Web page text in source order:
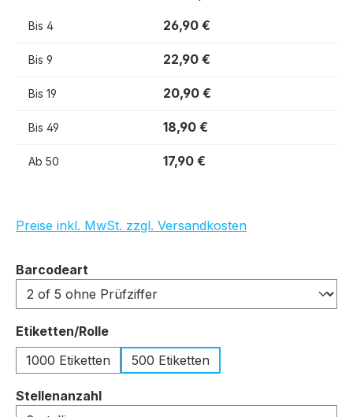
Bis 4 26,90 €
Bis 9 22,90 €
Bis 19 20,90 €
Bis 49 18,90 €
Ab 50 17,90 €
Preise inkl. MwSt. zzgl. Versandkosten
Barcodeart
Etiketten/Rolleauswählen
1000 Etiketten
500 Etiketten
Stellenanzahlauswählen